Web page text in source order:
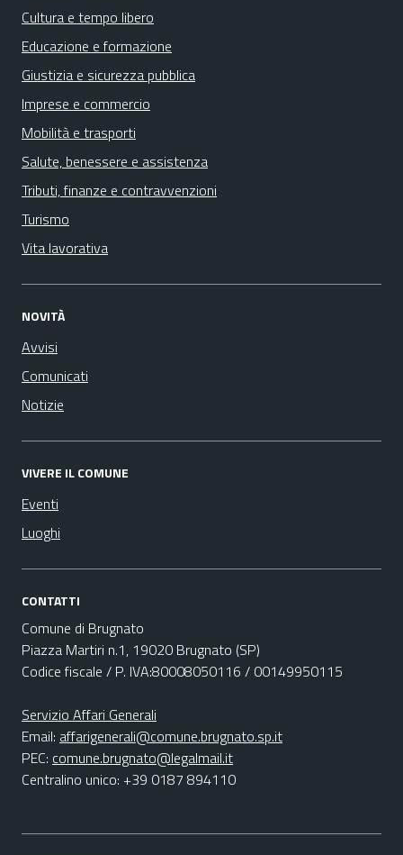
Cultura e tempo libero
Educazione e formazione
Giustizia e sicurezza pubblica
Imprese e commercio
Mobilità e trasporti
Salute, benessere e assistenza
Tributi, finanze e contravvenzioni
Turismo
Vita lavorativa
NOVITÀ
Avvisi
Comunicati
Notizie
VIVERE IL COMUNE
Eventi
Luoghi
CONTATTI
Comune di Brugnato
Piazza Martiri n.1, 19020 Brugnato (SP)
Codice fiscale / P. IVA:80008050116 / 00149950115
Servizio Affari Generali
Email: affarigenerali@comune.brugnato.sp.it
PEC: comune.brugnato@legalmail.it
Centralino unico: +39 0187 894110